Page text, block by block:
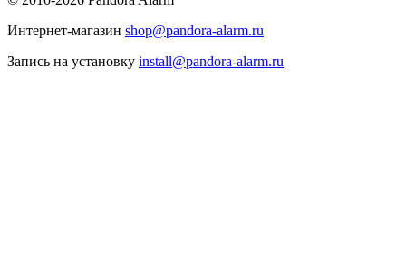
Интернет-магазин shop@pandora-alarm.ru
Запись на установку install@pandora-alarm.ru